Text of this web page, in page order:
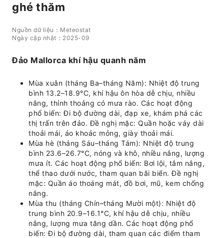
ghé thăm
Nguồn dữ liệu：Meteostat
Ngày cập nhật：2025-09
Đảo Mallorca khí hậu quanh năm
Mùa xuân (tháng Ba–tháng Năm): Nhiệt độ trung
bình 13.2–18.9°C, khí hậu ôn hòa dễ chịu, nhiều
nắng, thỉnh thoảng có mưa rào. Các hoạt động
phổ biến: Đi bộ đường dài, đạp xe, khám phá các
thị trấn trên đảo. Đề nghị mặc: Quần hoặc váy dài
thoải mái, áo khoác mỏng, giày thoải mái.
Mùa hè (tháng Sáu–tháng Tám): Nhiệt độ trung
bình 23.6–26.7°C, nóng và khô, nhiều nắng, lượng
mưa ít. Các hoạt động phổ biến: Bơi lội, tắm nắng,
thể thao dưới nước, tham quan bãi biển. Đề nghị
mặc: Quần áo thoáng mát, đồ bơi, mũ, kem chống
nắng.
Mùa thu (tháng Chín–tháng Mười một): Nhiệt độ
trung bình 20.9–16.1°C, khí hậu dễ chịu, nhiều
nắng, lượng mưa tăng dần. Các hoạt động phổ
biến: Đi bộ đường dài, tham quan các điểm tham